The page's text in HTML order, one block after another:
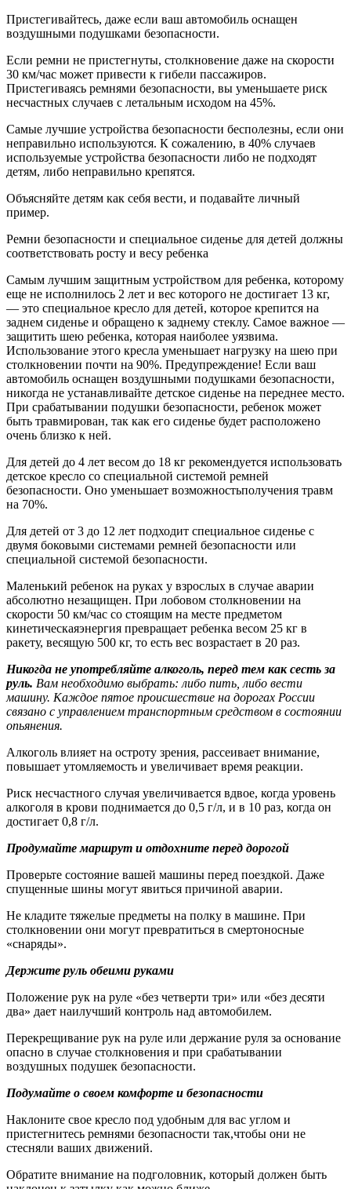
Пристегивайтесь, даже если ваш автомобиль оснащен
воздушными подушками безопасности.
Если ремни не пристегнуты, столкновение даже на скорости
30 км/час может привести к гибели пассажиров.
Пристегиваясь ремнями безопасности, вы уменьшаете риск
несчастных случаев с летальным исходом на 45%.
Самые лучшие устройства безопасности бесполезны, если они
неправильно используются. К сожалению, в 40% случаев
используемые устройства безопасности либо не подходят
детям, либо неправильно крепятся.
Объясняйте детям как себя вести, и подавайте личный
пример.
Ремни безопасности и специальное сиденье для детей должны
соответствовать росту и весу ребенка
Самым лучшим защитным устройством для ребенка, которому
еще не исполнилось 2 лет и вес которого не достигает 13 кг,
— это специальное кресло для детей, которое крепится на
заднем сиденье и обращено к заднему стеклу. Самое важное —
защитить шею ребенка, которая наиболее уязвима.
Использование этого кресла уменьшает нагрузку на шею при
столкновении почти на 90%. Предупреждение! Если ваш
автомобиль оснащен воздушными подушками безопасности,
никогда не устанавливайте детское сиденье на переднее место.
При срабатывании подушки безопасности, ребенок может
быть травмирован, так как его сиденье будет расположено
очень близко к ней.
Для детей до 4 лет весом до 18 кг рекомендуется использовать
детское кресло со специальной системой ремней
безопасности. Оно уменьшает возможностьполучения травм
на 70%.
Для детей от 3 до 12 лет подходит специальное сиденье с
двумя боковыми системами ремней безопасности или
специальной системой безопасности.
Маленький ребенок на руках у взрослых в случае аварии
абсолютно незащищен. При лобовом столкновении на
скорости 50 км/час со стоящим на месте предметом
кинетическаяэнергия превращает ребенка весом 25 кг в
ракету, весящую 500 кг, то есть вес возрастает в 20 раз.
Никогда не употребляйте алкоголь, перед тем как сесть за
руль. Вам необходимо выбрать: либо пить, либо вести
машину. Каждое пятое происшествие на дорогах России
связано с управлением транспортным средством в состоянии
опьянения.
Алкоголь влияет на остроту зрения, рассеивает внимание,
повышает утомляемость и увеличивает время реакции.
Риск несчастного случая увеличивается вдвое, когда уровень
алкоголя в крови поднимается до 0,5 г/л, и в 10 раз, когда он
достигает 0,8 г/л.
Продумайте маршрут и отдохните перед дорогой
Проверьте состояние вашей машины перед поездкой. Даже
спущенные шины могут явиться причиной аварии.
Не кладите тяжелые предметы на полку в машине. При
столкновении они могут превратиться в смертоносные
«снаряды».
Держите руль обеими руками
Положение рук на руле «без четверти три» или «без десяти
два» дает наилучший контроль над автомобилем.
Перекрещивание рук на руле или держание руля за основание
опасно в случае столкновения и при срабатывании
воздушных подушек безопасности.
Подумайте о своем комфорте и безопасности
Наклоните свое кресло под удобным для вас углом и
пристегнитесь ремнями безопасности так,чтобы они не
стесняли ваших движений.
Обратите внимание на подголовник, который должен быть